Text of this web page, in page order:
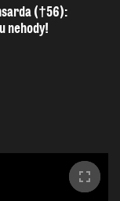
(†56):
nehody!